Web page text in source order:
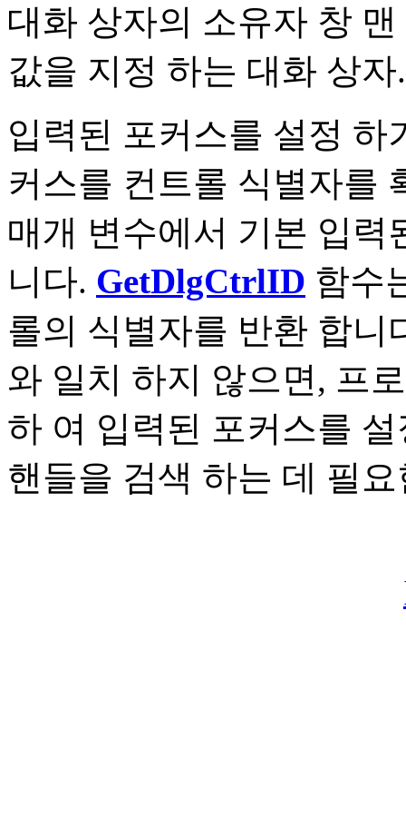
대화 상자의 소유자 창
값을 지정 하는 대화 상자.
입력된 포커스를 설정 하
커스를 컨트롤 식별자를
매개 변수에서 기본 입력
니다. GetDlgCtrlID 함수
롤의 식별자를 반환 합니
와 일치 하지 않으면, 프
하 여 입력된 포커스를
핸들을 검색 하는 데 필